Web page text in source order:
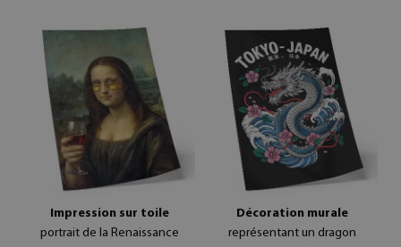
Impression sur toile
portrait de la Renaissance
Décoration murale
représentant un dragon